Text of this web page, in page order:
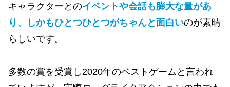
キャラクターとのイベントや会話も膨大な量があ
り、しかもひとつひとつがちゃんと面白いのが素晴
らしいです。
多数の賞を受賞し2020年のベストゲームと言われ